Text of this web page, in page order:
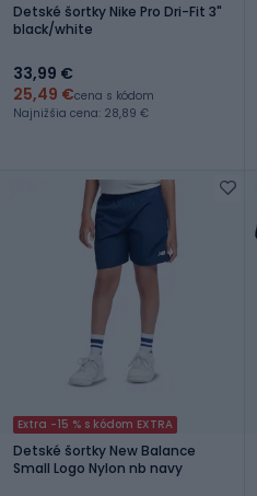
Detské šortky Nike Pro Dri-Fit 3"
black/white
33,99 €
25,49 €cena s kódom
Najnižšia cena: 28,89 €
Extra -15 % s kódom EXTRA
Detské šortky New Balance
Small Logo Nylon nb navy